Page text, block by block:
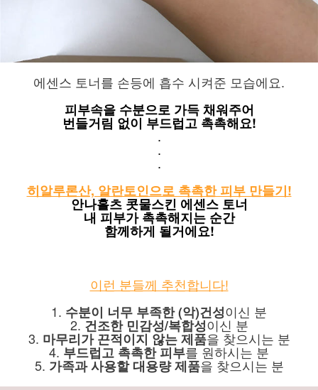
에센스 토너를 손등에 흡수 시켜준 모습에요.
피부속을 수분으로 가득 채워주어
번들거림 없이 부드럽고 촉촉해요!
.
.
.
히알루론산, 알란토인으로 촉촉한 피부 만들기!
안나홀츠 콧물스킨 에센스 토너
내 피부가 촉촉해지는 순간
함께하게 될거에요!
이런 분들께 추천합니다!
1. 수분이 너무 부족한 (악)건성이신 분
2.건조한 민감성/복합성이신 분
3. 마무리가 끈적이지 않는 제품을 찾으시는 분
4.부드럽고 촉촉한 피부를 원하시는 분
5. 가족과 사용할 대용량 제품을 찾으시는 분